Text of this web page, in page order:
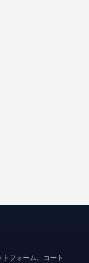
フォーム。コート